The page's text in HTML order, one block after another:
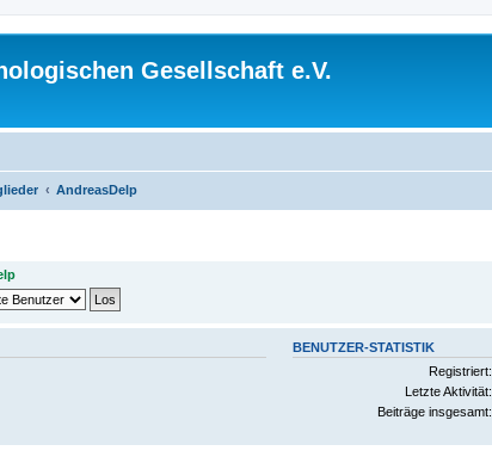
Gesellschaft e.V.
AndreasDelp
BENUTZER-STATISTIK
Registriert:
Letzte Aktivität:
Beiträge insgesamt: